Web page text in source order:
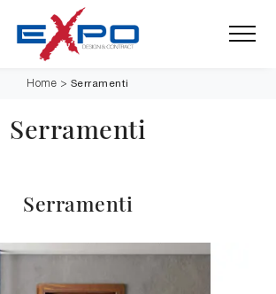
Home > Serramenti
Serramenti
Serramenti